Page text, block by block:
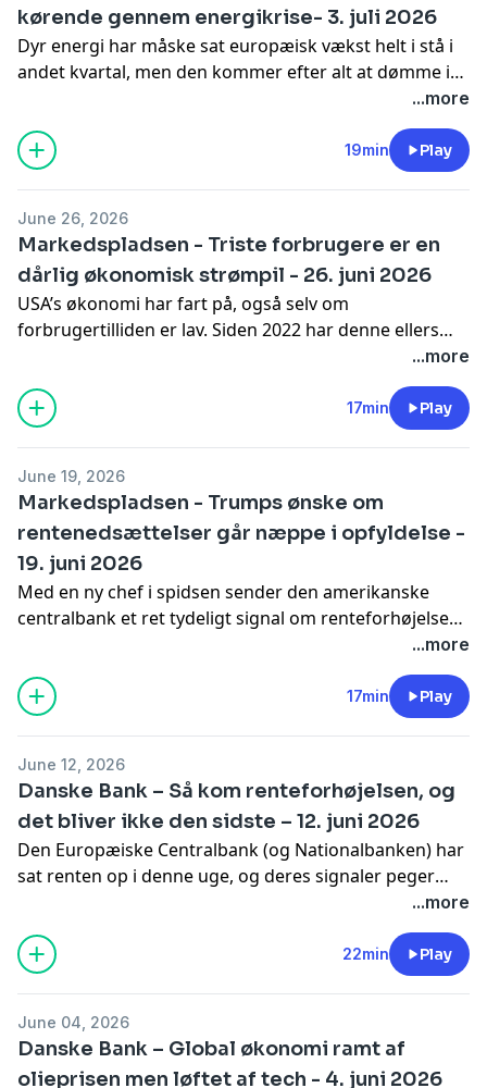
kørende gennem energikrise- 3. juli 2026
Dyr energi har måske sat europæisk vækst helt i stå i
andet kvartal, men den kommer efter alt at dømme i
gang igen, om end ikke på amerikansk niveau. Det går
langsomt med de reformer, der skal skabe mere
langvarig vækst, men der sker da lidt, ikke mindst i
Tyskland.
...more
19min Play
June 26, 2026
Markedspladsen - Triste forbrugere er en
dårlig økonomisk strømpil - 26. juni 2026
USA’s økonomi har fart på, også selv om
forbrugertilliden er lav. Siden 2022 har denne ellers
ofte gode indikator ikke fungeret så godt, men nu er
centralbanken vil gøre for at få folk til at holde lidt
mere igen.
...more
17min Play
June 19, 2026
Markedspladsen - Trumps ønske om
rentenedsættelser går næppe i opfyldelse -
19. juni 2026
Med en ny chef i spidsen sender den amerikanske
centralbank et ret tydeligt signal om renteforhøjelser i
den kommende tid, hvor den tidligere regnede med
nedsættelser. Modsat i Europa, så er tendensen i USA
drevet af vækst i økonomien, og i den sammenhæng
ser vi også en stærkere dollar.
...more
17min Play
June 12, 2026
Danske Bank – Så kom renteforhøjelsen, og
det bliver ikke den sidste – 12. juni 2026
Den Europæiske Centralbank (og Nationalbanken) har
sat renten op i denne uge, og deres signaler peger
mod, at der kommer en forhøjelse mere. Også andre
steder i verden er det den vej, pilen peger, inklusive i
USA – men dog ikke allerede nu.
...more
22min Play
June 04, 2026
Danske Bank – Global økonomi ramt af
olieprisen men løftet af tech - 4. juni 2026